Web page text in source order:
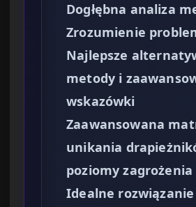
Dogłębna analiza
Zrozumienie
Najlepsze
metody i
wskazówki
Zaawansowana
unikania
poziomy zagrożenia
Idealne rozwiązanie